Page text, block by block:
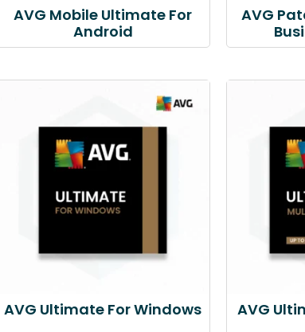
AVG Mobile Ultimate For
Android
AVG
AVG Ultimate For Windows AVG